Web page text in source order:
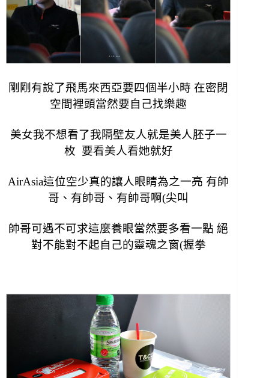
剛剛有說了飛馬來西亞要四個半小時 在密閉
空間裡頭當然要自己找樂趣
美女我不想看了我隔壁友人就是美人胚子一
枚 要看美人看她就好
AirAsia這位空少真的讓人眼睛為之一亮 有帥
哥、有帥哥、有帥哥啊(尖叫
帥哥可遇不可求這麼養眼當然要多看一點 絕
對不能對不起自己的靈魂之窗(握拳